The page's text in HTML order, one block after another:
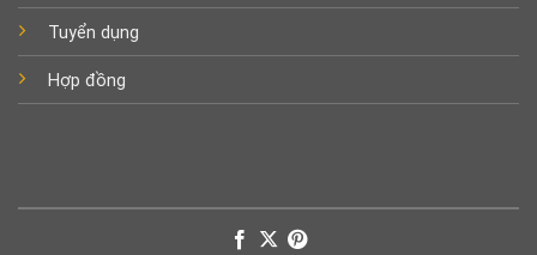
Tuyển dụng
Hợp đồng